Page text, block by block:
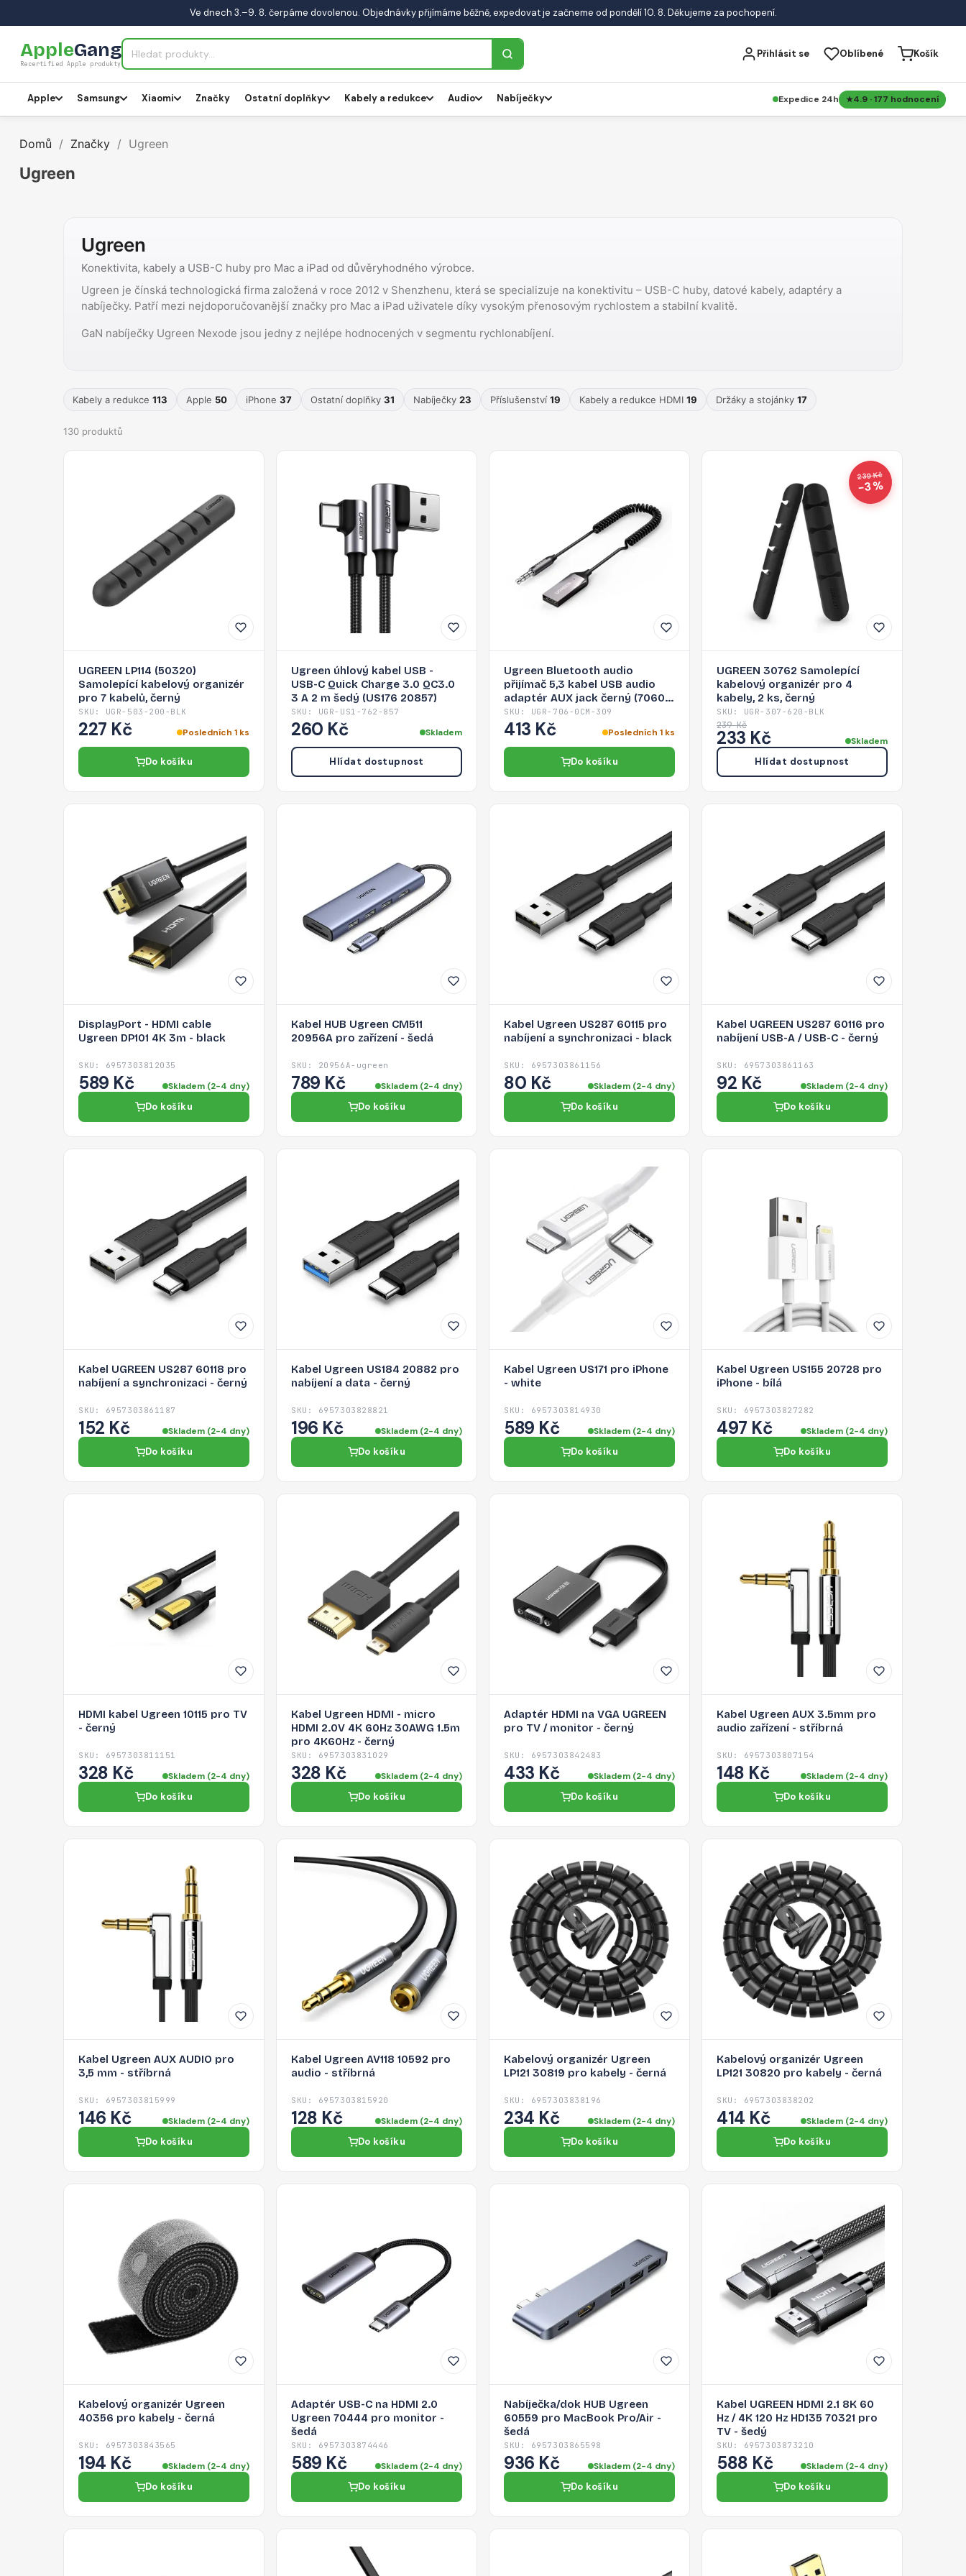
Ve dnech 3.–9. 8. čerpáme dovolenou. Objednávky přijímáme běžně, expedovat je začneme od pondělí 10. 8. Děkujeme za pochopení.
AppleGang
Recertified Apple produkty
Přihlásit se Oblíbené Košík
Apple Samsung Xiaomi Značky Ostatní doplňky Kabely a redukce Audio Nabíječky Expedice 24h 4.9 · 177 hodnocení
Domů Značky Ugreen
Ugreen
Ugreen
Konektivita, kabely a USB-C huby pro Mac a iPad od důvěryhodného výrobce.
Ugreen je čínská technologická firma založená v roce 2012 v Shenzhenu, která se specializuje na konektivitu – USB-C huby, datové kabely, adaptéry a
nabíječky. Patří mezi nejdoporučovanější značky pro Mac a iPad uživatele díky vysokým přenosovým rychlostem a stabilní kvalitě.
GaN nabíječky Ugreen Nexode jsou jedny z nejlépe hodnocených v segmentu rychlonabíjení.
Kabely a redukce 113 Apple 50 iPhone 37 Ostatní doplňky 31 Nabíječky 23 Příslušenství 19 Kabely a redukce HDMI 19 Držáky a stojánky 17
130 produktů
UGREEN LP114 (50320)
Samolepící kabelový organizér
pro 7 kabelů, černý
SKU: UGR-503-200-BLK
227 Kč Posledních 1 ks
Do košíku
Ugreen úhlový kabel USB -
USB-C Quick Charge 3.0 QC3.0
3 A 2 m šedý (US176 20857)
SKU: UGR-US1-762-857
260 Kč Skladem
Hlídat dostupnost
Ugreen Bluetooth audio
přijímač 5,3 kabel USB audio
adaptér AUX jack černý (70601
CM309)
SKU: UGR-706-0CM-309
413 Kč Posledních 1 ks
Do košíku
239 Kč
−3 %
UGREEN 30762 Samolepící
kabelový organizér pro 4
kabely, 2 ks, černý
SKU: UGR-307-620-BLK
239 Kč
233 Kč Skladem
Hlídat dostupnost
DisplayPort - HDMI cable
Ugreen DP101 4K 3m - black
SKU: 6957303812035
589 Kč Skladem (2-4 dny)
Do košíku
Kabel HUB Ugreen CM511
20956A pro zařízení - šedá
SKU: 20956A-ugreen
789 Kč Skladem (2-4 dny)
Do košíku
Kabel Ugreen US287 60115 pro
nabíjení a synchronizaci - black
SKU: 6957303861156
80 Kč Skladem (2-4 dny)
Do košíku
Kabel UGREEN US287 60116 pro
nabíjení USB-A / USB-C - černý
SKU: 6957303861163
92 Kč Skladem (2-4 dny)
Do košíku
Kabel UGREEN US287 60118 pro
nabíjení a synchronizaci - černý
SKU: 6957303861187
152 Kč Skladem (2-4 dny)
Do košíku
Kabel Ugreen US184 20882 pro
nabíjení a data - černý
SKU: 6957303828821
196 Kč Skladem (2-4 dny)
Do košíku
Kabel Ugreen US171 pro iPhone
- white
SKU: 6957303814930
589 Kč Skladem (2-4 dny)
Do košíku
Kabel Ugreen US155 20728 pro
iPhone - bílá
SKU: 6957303827282
497 Kč Skladem (2-4 dny)
Do košíku
HDMI kabel Ugreen 10115 pro TV
- černý
SKU: 6957303811151
328 Kč Skladem (2-4 dny)
Do košíku
Kabel Ugreen HDMI - micro
HDMI 2.0V 4K 60Hz 30AWG 1.5m
pro 4K60Hz - černý
SKU: 6957303831029
328 Kč Skladem (2-4 dny)
Do košíku
Adaptér HDMI na VGA UGREEN
pro TV / monitor - černý
SKU: 6957303842483
433 Kč Skladem (2-4 dny)
Do košíku
Kabel Ugreen AUX 3.5mm pro
audio zařízení - stříbrná
SKU: 6957303807154
148 Kč Skladem (2-4 dny)
Do košíku
Kabel Ugreen AUX AUDIO pro
3,5 mm - stříbrná
SKU: 6957303815999
146 Kč Skladem (2-4 dny)
Do košíku
Kabel Ugreen AV118 10592 pro
audio - stříbrná
SKU: 6957303815920
128 Kč Skladem (2-4 dny)
Do košíku
Kabelový organizér Ugreen
LP121 30819 pro kabely - černá
SKU: 6957303838196
234 Kč Skladem (2-4 dny)
Do košíku
Kabelový organizér Ugreen
LP121 30820 pro kabely - černá
SKU: 6957303838202
414 Kč Skladem (2-4 dny)
Do košíku
Kabelový organizér Ugreen
40356 pro kabely - černá
SKU: 6957303843565
194 Kč Skladem (2-4 dny)
Do košíku
Adaptér USB-C na HDMI 2.0
Ugreen 70444 pro monitor -
šedá
SKU: 6957303874446
589 Kč Skladem (2-4 dny)
Do košíku
Nabíječka/dok HUB Ugreen
60559 pro MacBook Pro/Air -
šedá
SKU: 6957303865598
936 Kč Skladem (2-4 dny)
Do košíku
Kabel UGREEN HDMI 2.1 8K 60
Hz / 4K 120 Hz HD135 70321 pro
TV - šedý
SKU: 6957303873210
588 Kč Skladem (2-4 dny)
Do košíku